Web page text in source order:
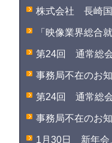
株式会社 長崎
「映像業界総合
第24回 通常総
事務局不在のお
第24回 通常総
事務局不在のお
1月30日 新年会